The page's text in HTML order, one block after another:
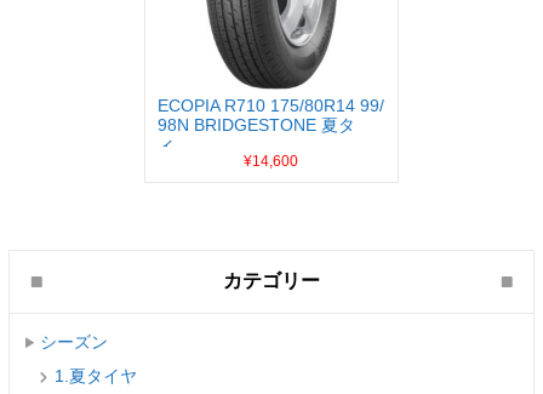
ECOPIA R710 175/80R14 99/
98N BRIDGESTONE 夏タ
イ...
¥14,600
カテゴリー
シーズン
1.夏タイヤ